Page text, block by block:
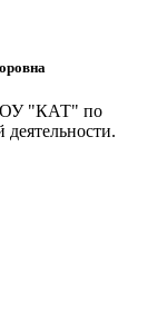
"КАТ" по
деятельности.